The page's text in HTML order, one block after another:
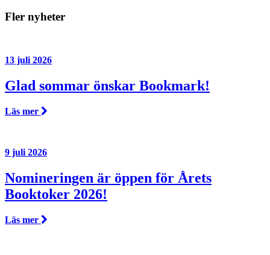
Fler nyheter
13 juli 2026
Glad sommar önskar Bookmark!
Läs mer
9 juli 2026
Nomineringen är öppen för Årets
Booktoker 2026!
Läs mer